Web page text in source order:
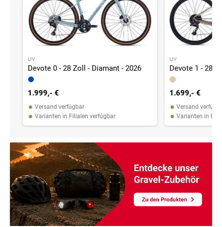
LIV
Devote 0 - 28 Zoll - Diamant - 2026
1.999,- €
• Versand verfügbar
• Varianten in Filialen verfügbar
LIV
Devote 1 - 28
1.699,- €
• Versand
• Varianten in